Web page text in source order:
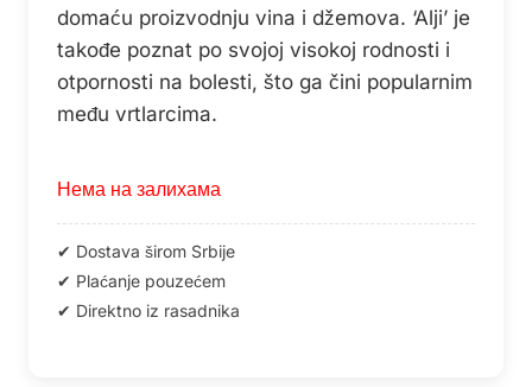
domaću proizvodnju vina i džemova. ‘Alji’ je
takođe poznat po svojoj visokoj rodnosti i
otpornosti na bolesti, što ga čini popularnim
među vrtlarcima.
Нема на залихама